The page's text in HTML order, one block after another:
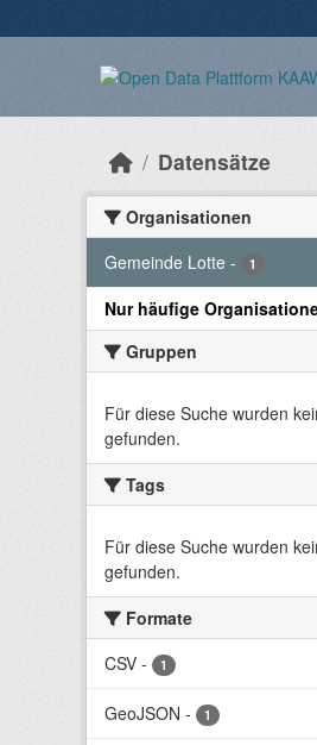
Datensätze
Organisationen
Gemeinde Lotte - 1
Nur häufige
Gruppen
Für diese Suche wurden
gefunden.
Tags
Für diese Suche wurden
gefunden.
Formate
CSV - 1
GeoJSON - 1